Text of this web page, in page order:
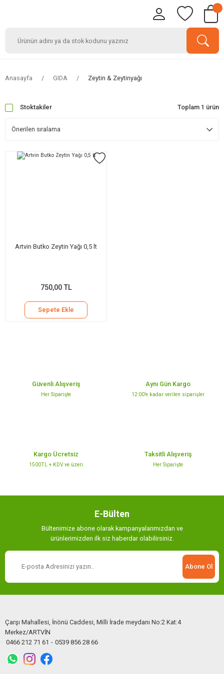
Anasayfa GIDA Zeytin & Zeytinyağı
Stoktakiler Toplam 1 ürün
Artvin Butko Zeytin Yağı 0,5 lt
750,00 TL
Sepete Ekle
Güvenli Alışveriş
Her Siparişte
Aynı Gün Kargo
12:00’e kadar verilen siparişler
Kargo Ücretsiz
1500TL + KDV ve üzeri
Taksitli Alışveriş
Her Siparişte
E-Bülten
Bültenimize abone olarak kampanyalarımızdan ve
ürünlerimizden ilk siz haberdar olabilirsiniz.
Abone Ol
Çarşı Mahallesi, İnönü Caddesi, Milli İrade meydanı No:2 Kat:4
Merkez/ARTVİN
0466 212 71 61 - 0539 856 28 66